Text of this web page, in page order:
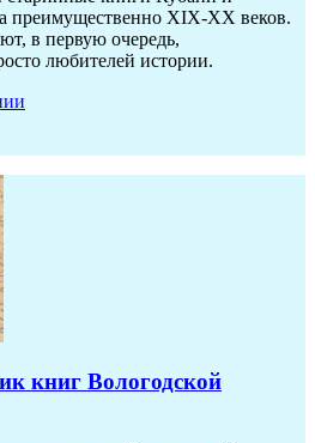
преимущественно XIX-ХХ веков.
в первую очередь,
любителей истории.
книг Вологодской